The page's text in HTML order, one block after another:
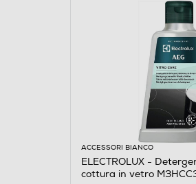
ACCESSORI BIANCO
ELECTROLUX -
cottura in vetro